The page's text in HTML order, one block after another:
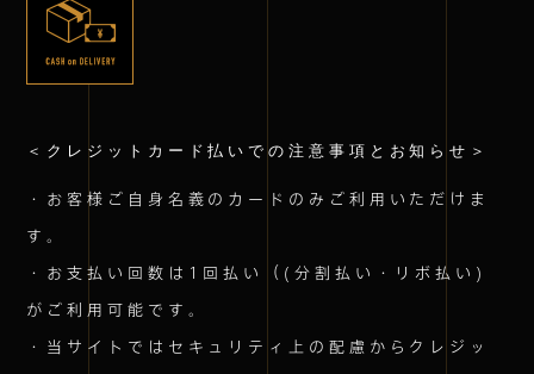
＜クレジットカード払いでの注意事項とお知らせ＞
・お客様ご自身名義のカードのみご利用いただけま
す。
・お支払い回数は1回払い（(分割払い・リボ払い)
がご利用可能です。
・当サイトではセキュリティ上の配慮からクレジッ